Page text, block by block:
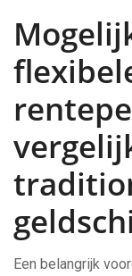
Een belangrijk